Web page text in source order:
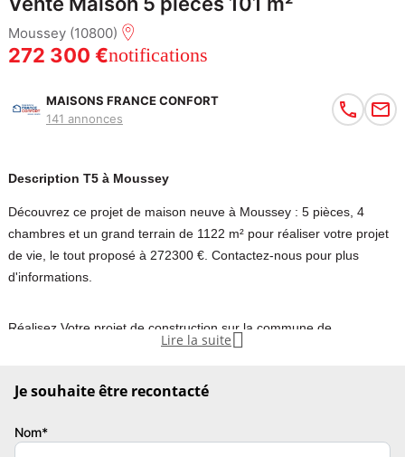
Moussey (10800)
272 300 €notifications
MAISONS FRANCE CONFORT
141 annonces
Description T5 à Moussey
Découvrez ce projet de maison neuve à Moussey : 5 pièces, 4
chambres et un grand terrain de 1122 m² pour réaliser votre projet
de vie, le tout proposé à 272300 €. Contactez-nous pour plus
d'informations.
Réalisez Votre projet de construction sur la commune de
de 5 pièces de 100 m² de plain pied
bains et un garage. Cette maison est neuve.
Lire la suite
Je souhaite être recontacté
Nom*